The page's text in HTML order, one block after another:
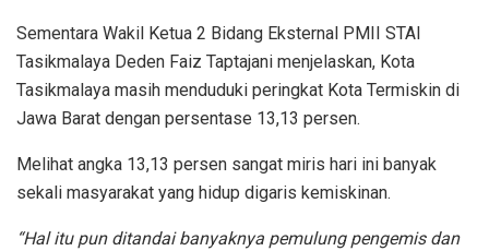
Sementara Wakil Ketua 2 Bidang Eksternal PMII STAI
Tasikmalaya Deden Faiz Taptajani menjelaskan, Kota
Tasikmalaya masih menduduki peringkat Kota Termiskin di
Jawa Barat dengan persentase 13,13 persen.
Melihat angka 13,13 persen sangat miris hari ini banyak
sekali masyarakat yang hidup digaris kemiskinan.
“Hal itu pun ditandai banyaknya pemulung pengemis dan